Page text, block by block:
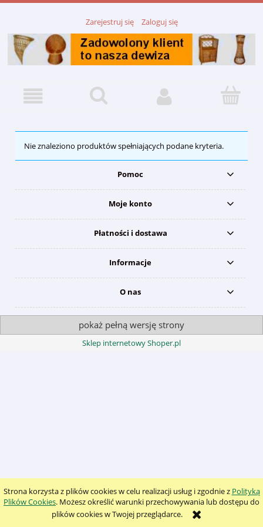
Strona korzysta z plików cookies w celu realizacji usług i zgodnie z Polityką
Plików Cookies. Możesz określić warunki przechowywania lub dostępu do
plików cookies w Twojej przeglądarce.
Zarejestruj się Zaloguj się
Nie znaleziono produktów spełniających podane kryteria.
Pomoc
Moje konto
Płatności i dostawa
Informacje
O nas
pokaż pełną wersję strony
Sklep internetowy Shoper.pl